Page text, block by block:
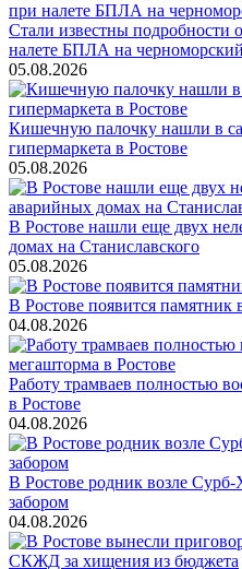
Стали известны подробности
налете БПЛА на
05.08.2026
Кишечную палочку нашли в
гипермаркета в Ростове
05.08.2026
В Ростове нашли еще двух
домах на Станиславского
05.08.2026
В Ростове появится
04.08.2026
Работу трамваев полностью
в Ростове
04.08.2026
В Ростове родник возле Сурб-
забором
04.08.2026